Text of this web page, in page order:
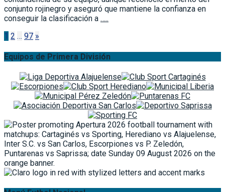
conjunto rojinegro y aseguró que mantiene la confianza en
conseguir la clasificación a …..
Paginación
de
entradas
1 2 … 97 »
Equipos de Primera División